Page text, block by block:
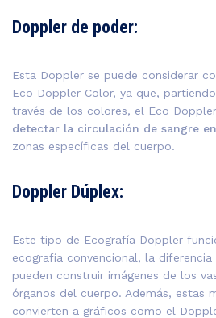
Doppler de poder:
Esta Doppler se puede considerar
Eco Doppler Color, ya que,
través de los colores, el Eco
detectar la circulación de sangre
zonas específicas del cuerpo.
Doppler Dúplex:
Este tipo de Ecografía Doppler
ecografía convencional, la
pueden construir imágenes de los
órganos del cuerpo. Además, estas
convierten a gráficos como el